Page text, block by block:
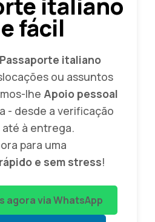
italiano
fácil
Passaporte italiano
ou assuntos
lhe Apoio pessoal
- desde a verificação
à entrega.
para uma
e sem stress!
agora via WhatsApp